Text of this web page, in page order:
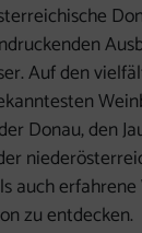
Auf den
Donau, den
auch
zu entdecken.